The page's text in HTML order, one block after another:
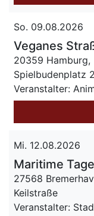
So. 09.08.2026
Veganes
20359 Hamburg,
Spielbudenplatz
Veranstalter:
Mi. 12.08.2026
Maritime
27568
Keilstraße
Veranstalter: